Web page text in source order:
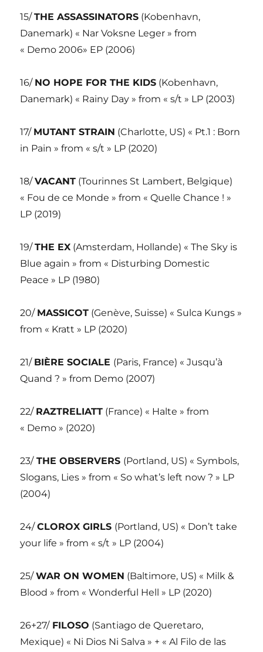
15/THE ASSASSINATORS (Kobenhavn,
Danemark) « Nar Voksne Leger » from
« Demo 2006» EP (2006)
16/ NO HOPE FOR THE KIDS (Kobenhavn,
Danemark) « Rainy Day » from « s/t » LP (2003)
17/ MUTANT STRAIN (Charlotte, US) « Pt.1 : Born
in Pain » from « s/t » LP (2020)
18/VACANT (Tourinnes St Lambert, Belgique)
« Fou de ce Monde » from « Quelle Chance ! »
LP (2019)
19/THE EX (Amsterdam, Hollande) « The Sky is
Blue again » from « Disturbing Domestic
Peace » LP (1980)
20/ MASSICOT (Genève, Suisse) « Sulca Kungs »
from « Kratt » LP (2020)
21/ BIÈRE SOCIALE (Paris, France) « Jusqu’à
Quand ? » from Demo (2007)
22/ RAZTRELIATT (France) « Halte » from
« Demo » (2020)
23/THE OBSERVERS (Portland, US) « Symbols,
Slogans, Lies » from « So what’s left now ? » LP
(2004)
24/CLOROX GIRLS (Portland, US) « Don’t take
your life » from « s/t » LP (2004)
25/WAR ON WOMEN (Baltimore, US) « Milk &
Blood » from « Wonderful Hell » LP (2020)
26+27/FILOSO (Santiago de Queretaro,
Mexique) « Ni Dios Ni Salva » + « Al Filo de las